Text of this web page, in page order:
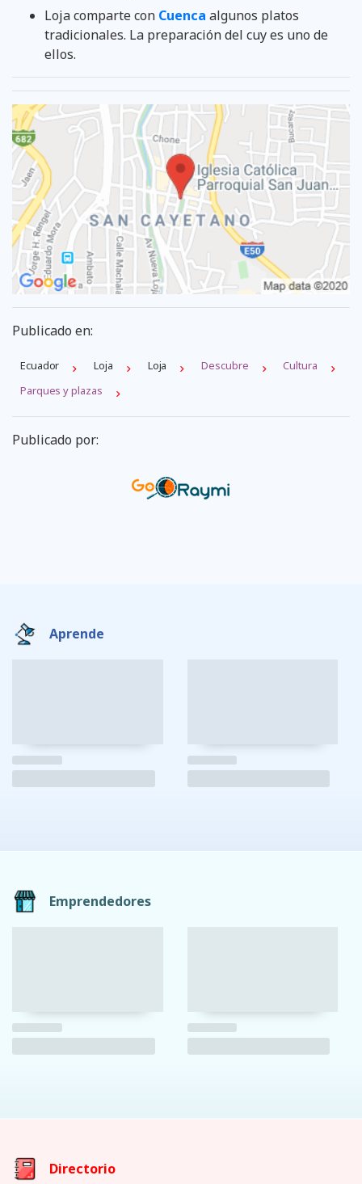
Loja comparte con Cuenca algunos platos
tradicionales. La preparación del cuy es uno de
ellos.
Publicado en:
Ecuador Loja Loja Descubre
Cultura
Parques y plazas
Publicado por:
Aprende
Emprendedores
Directorio